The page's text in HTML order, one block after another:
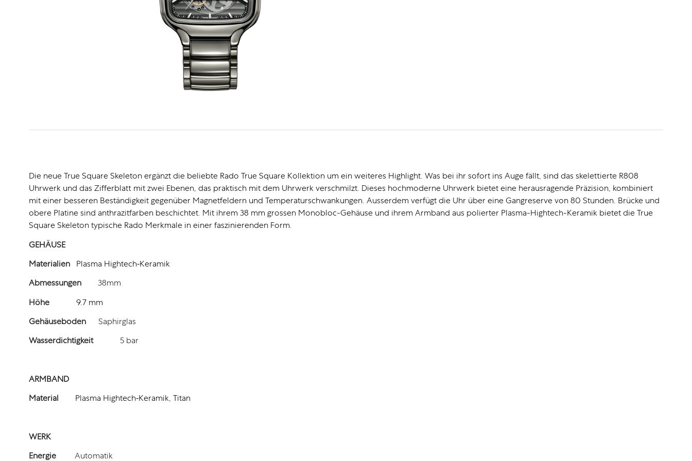
Die neue True Square Skeleton ergänzt die beliebte Rado True Square Kollektion um ein weiteres Highlight. Was bei ihr sofort ins Auge fällt, sind das skelettierte R808
Uhrwerk und das Zifferblatt mit zwei Ebenen, das praktisch mit dem Uhrwerk verschmilzt. Dieses hochmoderne Uhrwerk bietet eine herausragende Präzision, kombiniert
mit einer besseren Beständigkeit gegenüber Magnetfeldern und Temperaturschwankungen. Ausserdem verfügt die Uhr über eine Gangreserve von 80 Stunden. Brücke und
obere Platine sind anthrazitfarben beschichtet. Mit ihrem 38 mm grossen Monobloc-Gehäuse und ihrem Armband aus polierter Plasma-Hightech-Keramik bietet die True
Square Skeleton typische Rado Merkmale in einer faszinierenden Form.
GEHÄUSE
Materialien
Plasma Hightech‑Keramik
Abmessungen
38mm
Höhe
9.7 mm
Gehäuseboden
Saphirglas
Wasserdichtigkeit
5 bar
ARMBAND
Material
Plasma Hightech‑Keramik, Titan
WERK
Energie
Automatik